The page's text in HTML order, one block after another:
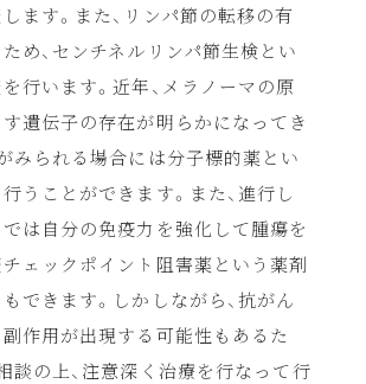
ます。また、リンパ節の転移の有
め、センチネルリンパ節生検とい
行います。近年、メラノーマの原
遺伝子の存在が明らかになってき
みられる場合には分子標的薬とい
うことができます。また、進行し
は自分の免疫力を強化して腫瘍を
ェックポイント阻害薬という薬剤
できます。しかしながら、抗がん
作用が出現する可能性もあるた
談の上、注意深く治療を行なって行